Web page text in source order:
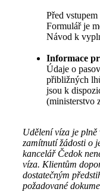
Před
Formulář je
Návod k
Informace
Údaje o
přibližných
jsou k
(ministerstvo
Udělení víza je
zamítnutí žádosti o
kancelář Čedok
víza. Klientům
dostatečným
požadované